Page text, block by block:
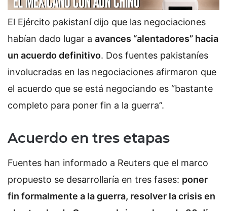
El Ejército pakistaní dijo que las negociaciones
habían dado lugar a avances “alentadores” hacia
un acuerdo definitivo. Dos fuentes pakistaníes
involucradas en las negociaciones afirmaron que
el acuerdo que se está negociando es “bastante
completo para poner fin a la guerra”.
Acuerdo en tres etapas
Fuentes han informado a Reuters que el marco
propuesto se desarrollaría en tres fases: poner
fin formalmente a la guerra, resolver la crisis en